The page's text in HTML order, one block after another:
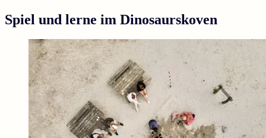
Spiel und lerne im Dinosaurskoven